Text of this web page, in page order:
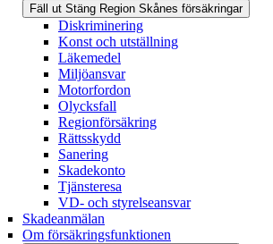
Fäll ut Stäng Region Skånes försäkringar
Diskriminering
Konst och utställning
Läkemedel
Miljöansvar
Motorfordon
Olycksfall
Regionförsäkring
Rättsskydd
Sanering
Skadekonto
Tjänsteresa
VD- och styrelseansvar
Skadeanmälan
Om försäkringsfunktionen